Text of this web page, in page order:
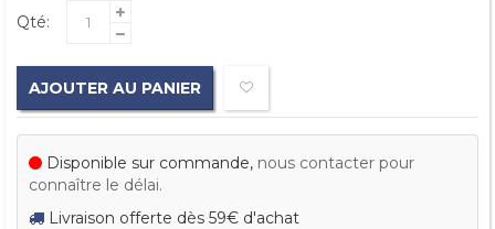
Qté:
AJOUTER AU PANIER
Disponible sur commande, nous contacter pour
connaître le délai.
Livraison offerte dès 59€ d'achat